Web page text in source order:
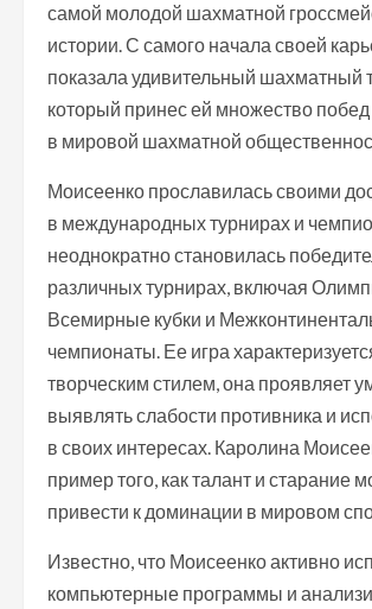
самой молодой шахматной
истории. С самого начала своей
показала удивительный шахматный
который принес ей множество
в мировой шахматной
Моисеенко прославилась своими
в международных турнирах и
неоднократно становилась
различных турнирах, включая
Всемирные кубки и
чемпионаты. Ее игра
творческим стилем, она проявляет
выявлять слабости противника и
в своих интересах. Каролина
пример того, как талант и старание
привести к доминации в мировом
Известно, что Моисеенко активно
компьютерные программы и